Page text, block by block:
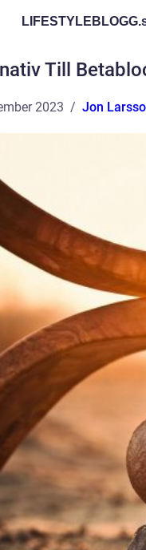
LIFESTYLEBLOGG.
Till
2023 Jon